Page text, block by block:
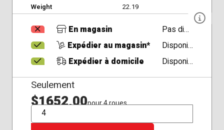
Weight
22.19
En magasin
Pas disponible
Expédier au magasin*
Disponible
Expédier à domicile
Disponible
Seulement
$1652,00pour 4 roues
QTÉ